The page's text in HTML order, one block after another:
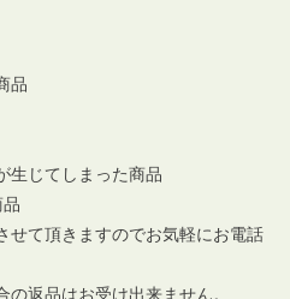
品
生じてしまった商品
せて頂きますのでお気軽にお電話
返品はお受け出来ません。